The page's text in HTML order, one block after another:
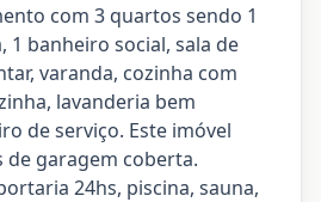
com 3 quartos sendo 1
1 banheiro social, sala de
varanda, cozinha com
lavanderia bem
de serviço. Este imóvel
de garagem coberta.
24hs, piscina, sauna,